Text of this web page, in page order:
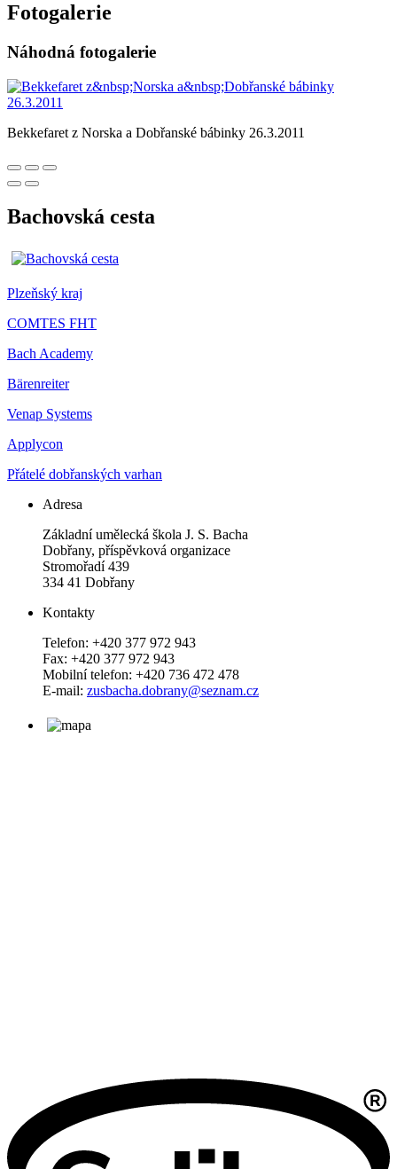
Fotogalerie
Náhodná fotogalerie
Bekkefaret z Norska a Dobřanské bábinky 26.3.2011
Bachovská cesta
Plzeňský kraj
COMTES FHT
Bach Academy
Bärenreiter
Venap Systems
Applycon
Přátelé dobřanských varhan
Adresa
Základní umělecká škola J. S. Bacha
Dobřany, příspěvková organizace
Stromořadí 439
334 41 Dobřany
Kontakty
Telefon: +420 377 972 943
Fax: +420 377 972 943
Mobilní telefon: +420 736 472 478
E-mail: zusbacha.dobrany@seznam.cz